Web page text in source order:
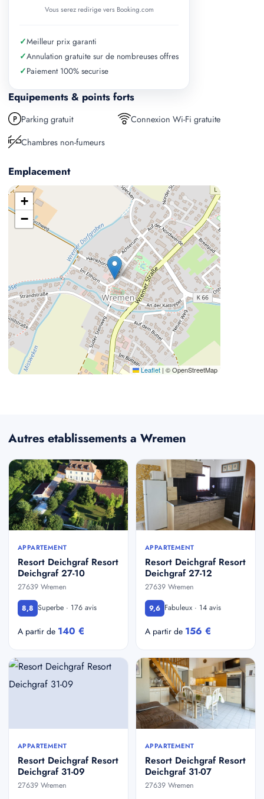
Equipements & points forts
Parking gratuit
Connexion Wi-Fi gratuite
Chambres non-fumeurs
Emplacement
+
−
Leaflet | © OpenStreetMap
Vous serez redirige vers Booking.com
✓Meilleur prix garanti
✓Annulation gratuite sur de nombreuses offres
✓Paiement 100% securise
Autres etablissements a Wremen
APPARTEMENT
Resort Deichgraf Resort
Deichgraf 27-10
27639 Wremen
8,8 Superbe · 176 avis
A partir de 140 €
APPARTEMENT
Resort Deichgraf Resort
Deichgraf 27-12
27639 Wremen
9,6 Fabuleux · 14 avis
A partir de 156 €
APPARTEMENT
Resort Deichgraf Resort
Deichgraf 31-09
27639 Wremen
APPARTEMENT
Resort Deichgraf Resort
Deichgraf 31-07
27639 Wremen